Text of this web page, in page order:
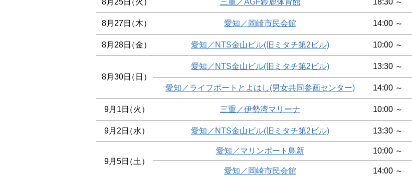
8月25日（火） 三重／AGF鈴鹿体育館 18:30 ～
8月27日（木） 愛知／岡崎市民会館 14:00 ～
8月28日（金） 愛知／NTS金山ビル(旧ミタチ第2ビル) 10:00 ～
8月30日（日）
愛知／NTS金山ビル(旧ミタチ第2ビル) 13:30 ～
愛知／ライフポートとよはし(男女共同参画センター) 14:00 ～
9月1日（火） 三重／伊勢湾マリーナ 10:00 ～
9月2日（水） 愛知／NTS金山ビル(旧ミタチ第2ビル) 13:30 ～
9月5日（土）
愛知／マリンポート鳥新 10:00 ～
愛知／岡崎市民会館 14:00 ～